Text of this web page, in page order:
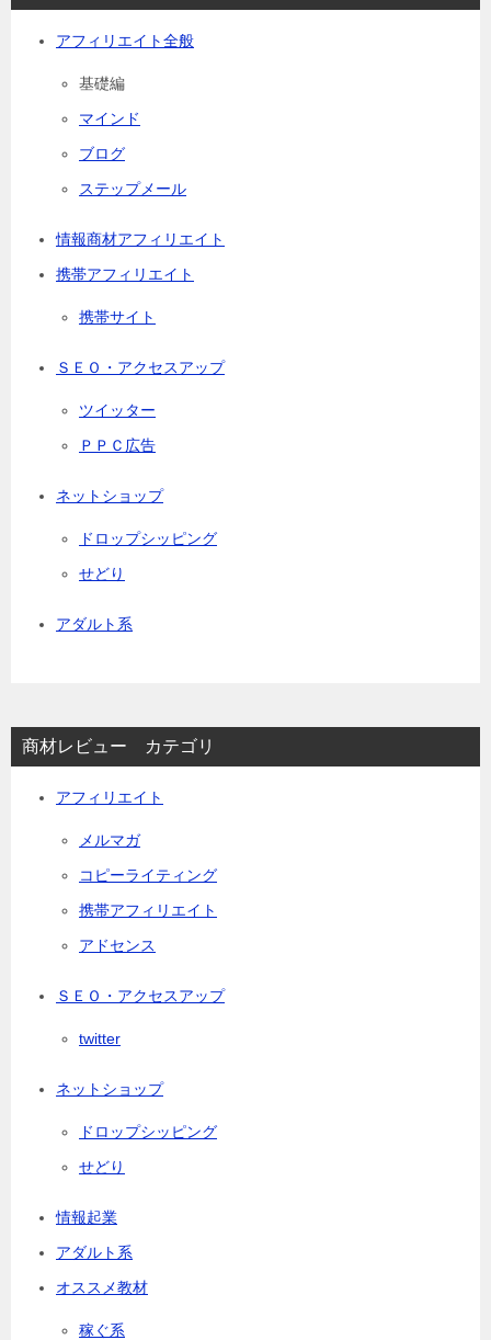
アフィリエイト全般
基礎編
マインド
ブログ
ステップメール
情報商材アフィリエイト
携帯アフィリエイト
携帯サイト
ＳＥＯ・アクセスアップ
ツイッター
ＰＰＣ広告
ネットショップ
ドロップシッピング
せどり
アダルト系
商材レビュー カテゴリ
アフィリエイト
メルマガ
コピーライティング
携帯アフィリエイト
アドセンス
ＳＥＯ・アクセスアップ
twitter
ネットショップ
ドロップシッピング
せどり
情報起業
アダルト系
オススメ教材
稼ぐ系